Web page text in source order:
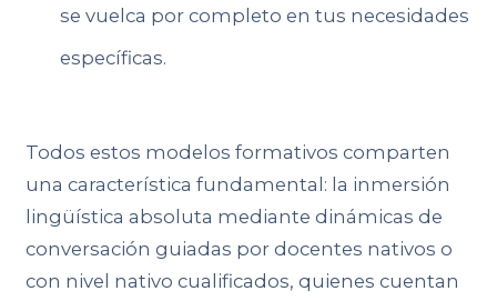
se vuelca por completo en tus necesidades
específicas.
Todos estos modelos formativos comparten
una característica fundamental: la inmersión
lingüística absoluta mediante dinámicas de
conversación guiadas por docentes nativos o
con nivel nativo cualificados, quienes cuentan